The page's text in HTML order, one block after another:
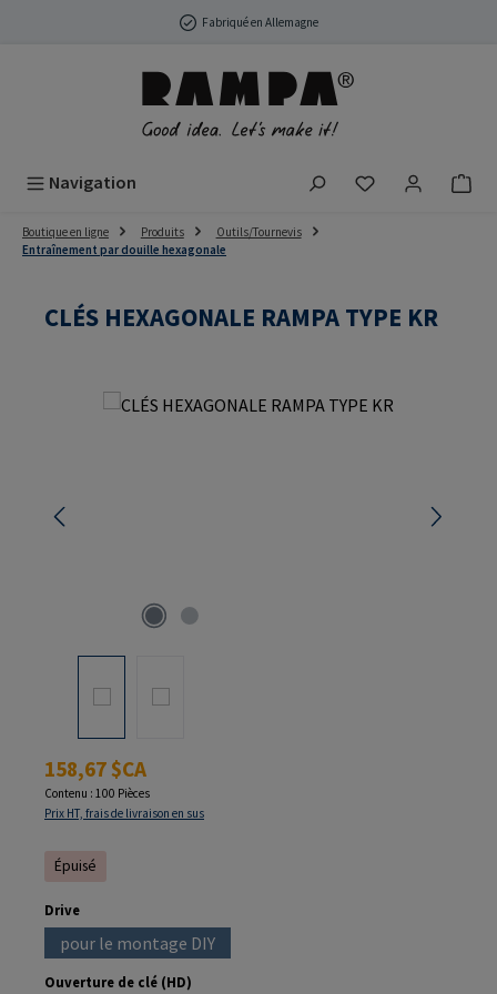
Passer au contenu principalFabriqué en Allemagne
Navigation Vous avez 0
Boutique en ligne Produits
Outils/Tournevis
Entraînement par douille hexagonale
CLÉS HEXAGONALE RAMPA TYPE KR
Ignorer la galerie d'images
Prix régulier :
158,67 $CA
Contenu : 100 Pièces
Prix HT, frais de livraison en sus
Épuisé
Sélectionnez
Drive
pour le montage DIY(Cette option n'est pas disponible pour le moment.)
Sélectionnez
Ouverture de clé (HD)